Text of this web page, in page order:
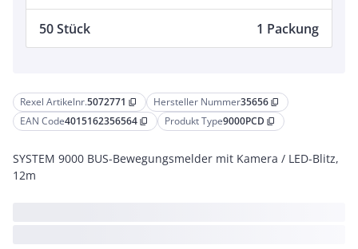
Rexel Artikelnr.5072771 content_copy Hersteller Nummer35656 content_copy
EAN Code4015162356564 content_copy Produkt Type9000PCD content_copy
SYSTEM 9000 BUS-Bewegungsmelder mit Kamera / LED-Blitz,
12m
50 Stück 1 Packung